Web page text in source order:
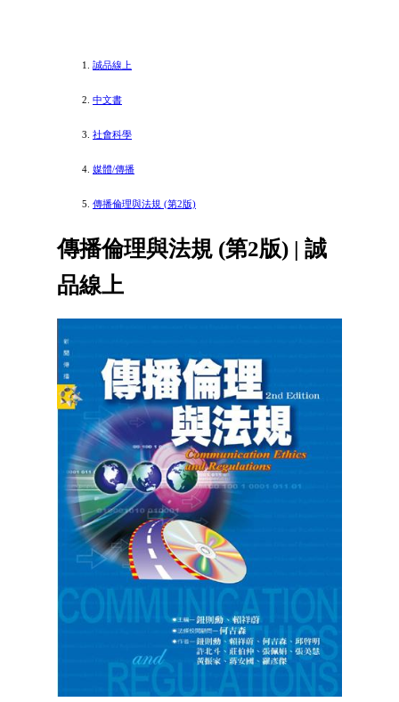
誠品線上
中文書
社會科學
媒體/傳播
傳播倫理與法規 (第2版)
傳播倫理與法規 (第2版) | 誠
品線上